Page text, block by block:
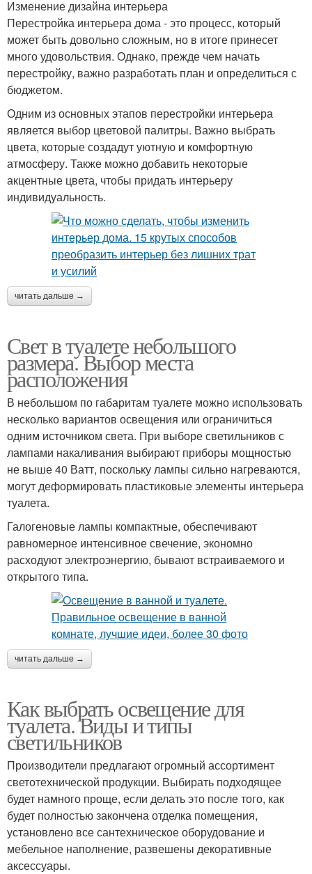
Изменение дизайна интерьера
Перестройка интерьера дома - это процесс, который
может быть довольно сложным, но в итоге принесет
много удовольствия. Однако, прежде чем начать
перестройку, важно разработать план и определиться с
бюджетом.
Одним из основных этапов перестройки интерьера
является выбор цветовой палитры. Важно выбрать
цвета, которые создадут уютную и комфортную
атмосферу. Также можно добавить некоторые
акцентные цвета, чтобы придать интерьеру
индивидуальность.
читать дальше →
Свет в туалете небольшого
размера. Выбор места
расположения
В небольшом по габаритам туалете можно использовать
несколько вариантов освещения или ограничиться
одним источником света. При выборе светильников с
лампами накаливания выбирают приборы мощностью
не выше 40 Ватт, поскольку лампы сильно нагреваются,
могут деформировать пластиковые элементы интерьера
туалета.
Галогеновые лампы компактные, обеспечивают
равномерное интенсивное свечение, экономно
расходуют электроэнергию, бывают встраиваемого и
открытого типа.
читать дальше →
Как выбрать освещение для
туалета. Виды и типы
светильников
Производители предлагают огромный ассортимент
светотехнической продукции. Выбирать подходящее
будет намного проще, если делать это после того, как
будет полностью закончена отделка помещения,
установлено все сантехническое оборудование и
мебельное наполнение, развешены декоративные
аксессуары.